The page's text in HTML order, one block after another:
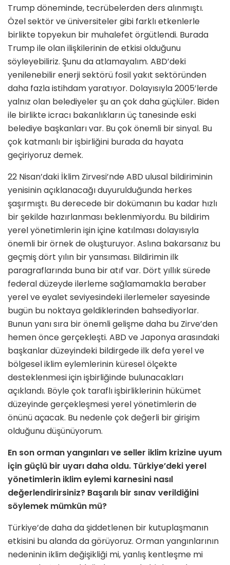
Trump döneminde, tecrübelerden ders alınmıştı.
Özel sektör ve üniversiteler gibi farklı etkenlerle
birlikte topyekun bir muhalefet örgütlendi. Burada
Trump ile olan ilişkilerinin de etkisi olduğunu
söyleyebiliriz. Şunu da atlamayalım. ABD’deki
yenilenebilir enerji sektörü fosil yakıt sektöründen
daha fazla istihdam yaratıyor. Dolayısıyla 2005’lerde
yalnız olan belediyeler şu an çok daha güçlüler. Biden
ile birlikte icracı bakanlıkların üç tanesinde eski
belediye başkanları var. Bu çok önemli bir sinyal. Bu
çok katmanlı bir işbirliğini burada da hayata
geçiriyoruz demek.
22 Nisan’daki İklim Zirvesi’nde ABD ulusal bildiriminin
yenisinin açıklanacağı duyurulduğunda herkes
şaşırmıştı. Bu derecede bir dokümanın bu kadar hızlı
bir şekilde hazırlanması beklenmiyordu. Bu bildirim
yerel yönetimlerin işin içine katılması dolayısıyla
önemli bir örnek de oluşturuyor. Aslına bakarsanız bu
geçmiş dört yılın bir yansıması. Bildirimin ilk
paragraflarında buna bir atıf var. Dört yıllık sürede
federal düzeyde ilerleme sağlamamakla beraber
yerel ve eyalet seviyesindeki ilerlemeler sayesinde
bugün bu noktaya geldiklerinden bahsediyorlar.
Bunun yanı sıra bir önemli gelişme daha bu Zirve’den
hemen önce gerçekleşti. ABD ve Japonya arasındaki
başkanlar düzeyindeki bildirgede ilk defa yerel ve
bölgesel iklim eylemlerinin küresel ölçekte
desteklenmesi için işbirliğinde bulunacakları
açıklandı. Böyle çok taraflı işbirliklerinin hükümet
düzeyinde gerçekleşmesi yerel yönetimlerin de
önünü açacak. Bu nedenle çok değerli bir girişim
olduğunu düşünüyorum.
En son orman yangınları ve seller iklim krizine uyum
için güçlü bir uyarı daha oldu. Türkiye’deki yerel
yönetimlerin iklim eylemi karnesini nasıl
değerlendirirsiniz? Başarılı bir sınav verildiğini
söylemek mümkün mü?
Türkiye’de daha da şiddetlenen bir kutuplaşmanın
etkisini bu alanda da görüyoruz. Orman yangınlarının
nedeninin iklim değişikliği mi, yanlış kentleşme mi